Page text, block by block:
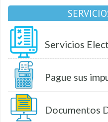
Servicios
Pague sus
Documentos